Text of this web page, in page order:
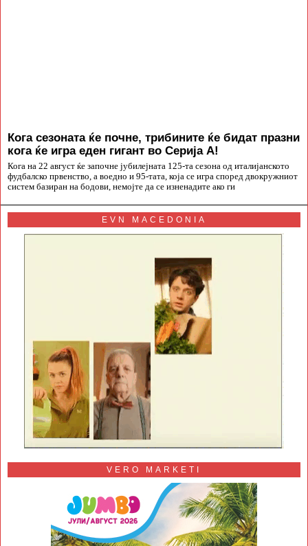
Кога сезоната ќе почне, трибините ќе бидат празни
кога ќе игра еден гигант во Серија А!
Кога на 22 август ќе започне јубилејната 125-та сезона од италијанското
фудбалско првенство, а воедно и 95-тата, која се игра според двокружниот
систем базиран на бодови, немојте да се изненадите ако ги
EVN MACEDONIA
VERO MARKETI